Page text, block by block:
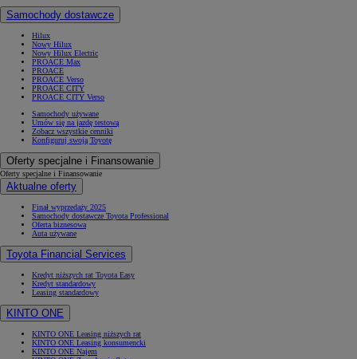
Samochody dostawcze
Hilux
Nowy Hilux
Nowy Hilux Electric
PROACE Max
PROACE
PROACE Verso
PROACE CITY
PROACE CITY Verso
Samochody używane
Umów się na jazdę testową
Zobacz wszystkie cenniki
Konfiguruj swoją Toyotę
Oferty specjalne i Finansowanie
Oferty specjalne i Finansowanie
Aktualne oferty
Finał wyprzedaży 2025
Samochody dostawcze Toyota Professional
Oferta biznesowa
Auta używane
Toyota Financial Services
Kredyt niższych rat Toyota Easy
Kredyt standardowy
Leasing standardowy
KINTO ONE
KINTO ONE Leasing niższych rat
KINTO ONE Leasing konsumencki
KINTO ONE Najem